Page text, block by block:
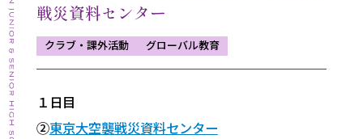
戦災資料センター
クラブ・課外活動 グローバル教育
１日目
②東京大空襲戦災資料センター